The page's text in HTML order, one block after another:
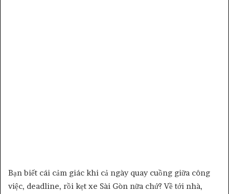
Bạn biết cái cảm giác khi cả ngày quay cuồng giữa công
việc, deadline, rồi kẹt xe Sài Gòn nữa chứ? Về tới nhà,